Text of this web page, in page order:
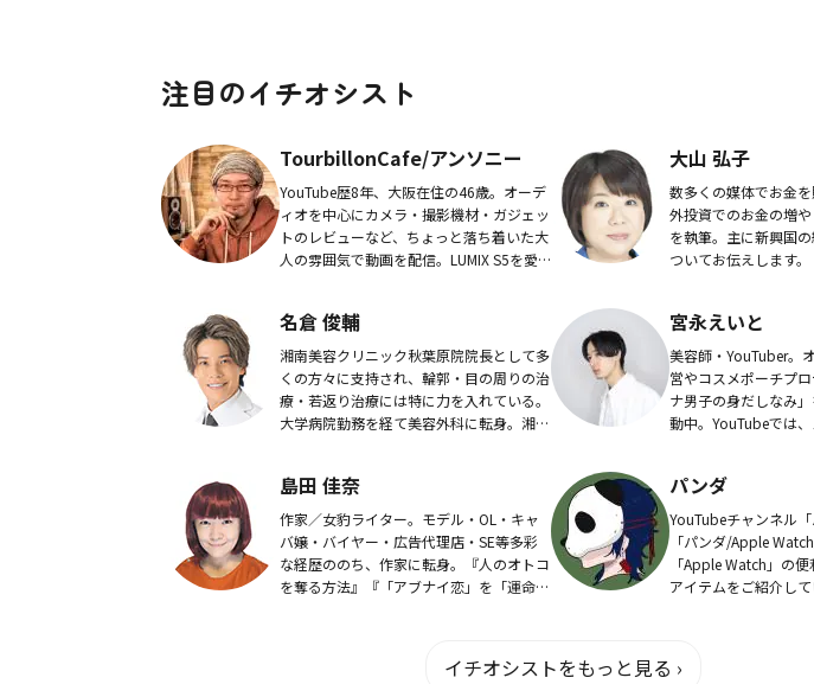
注目のイチオシスト
TourbillonCafe/アンソニー
YouTube歴8年、大阪在住の46歳。オーデ
ィオを中心にカメラ・撮影機材・ガジェッ
トのレビューなど、ちょっと落ち着いた大
人の雰囲気で動画を配信。LUMIX S5を愛
大山 弘子
数多くの媒体でお金
外投資でのお金の増
を執筆。主に新興国
ついてお伝えしま
名倉 俊輔
湘南美容クリニック秋葉原院院長として多
くの方々に支持され、輪郭・目の周りの治
療・若返り治療には特に力を入れている。
大学病院勤務を経て美容外科に転身。湘南
れた方は8万...
宮永えいと
美容師・YouTuber。
営やコスメポーチプ
ナ男子の身だしなみ
動中。YouTubeでは
や...
島田 佳奈
作家／女豹ライター。モデル・OL・キャ
バ嬢・バイヤー・広告代理店・SE等多彩
な経歴ののち、作家に転身。『人のオトコ
を奪る方法』『「アブナイ恋」を「運命の
パンダ
YouTubeチャンネル
「パンダ/Apple
「Apple Watch」の
アイテムをご紹介し
イチオシストをもっと見る ›